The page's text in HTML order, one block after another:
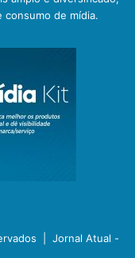
consumo de mídia.
| Jornal Atual -